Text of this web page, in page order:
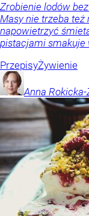
Zrobienie lodów
Masy nie trzeba też
napowietrzyć
pistacjami smakuje
PrzepisyŻywienie
Anna Rokicka-